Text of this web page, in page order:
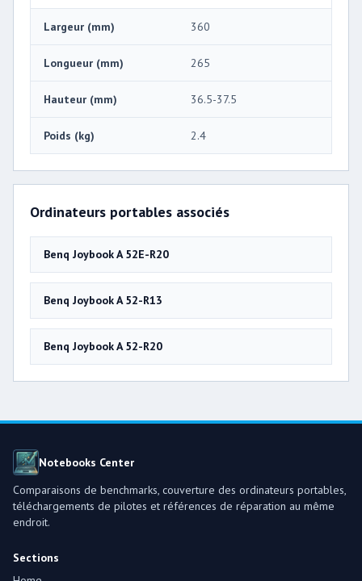
Largeur (mm) 360
Longueur (mm) 265
Hauteur (mm) 36.5-37.5
Poids (kg) 2.4
Ordinateurs portables associés
Benq Joybook A 52E-R20
Benq Joybook A 52-R13
Benq Joybook A 52-R20
Notebooks Center
Comparaisons de benchmarks, couverture des ordinateurs portables,
téléchargements de pilotes et références de réparation au même
endroit.
Sections